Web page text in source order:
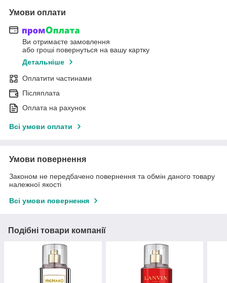
Умови оплати
Ви отримаєте замовлення
або гроші повернуться на вашу картку
Детальніше
Оплатити частинами
Післяплата
Оплата на рахунок
Всі умови оплати
Умови повернення
Законом не передбачено повернення та обмін даного товару
належної якості
Всі умови повернення
Подібні товари компанії